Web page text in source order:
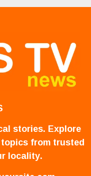
stories. Explore
from trusted
locality.